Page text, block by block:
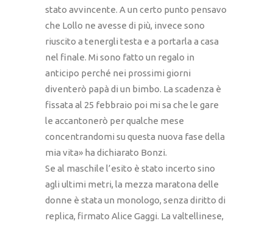
stato avvincente. A un certo punto pensavo
che Lollo ne avesse di più, invece sono
riuscito a tenergli testa e a portarla a casa
nel finale. Mi sono fatto un regalo in
anticipo perché nei prossimi giorni
diventerò papà di un bimbo. La scadenza è
fissata al 25 febbraio poi mi sa che le gare
le accantonerò per qualche mese
concentrandomi su questa nuova fase della
mia vita» ha dichiarato Bonzi.
Se al maschile l’esito è stato incerto sino
agli ultimi metri, la mezza maratona delle
donne è stata un monologo, senza diritto di
replica, firmato Alice Gaggi. La valtellinese,